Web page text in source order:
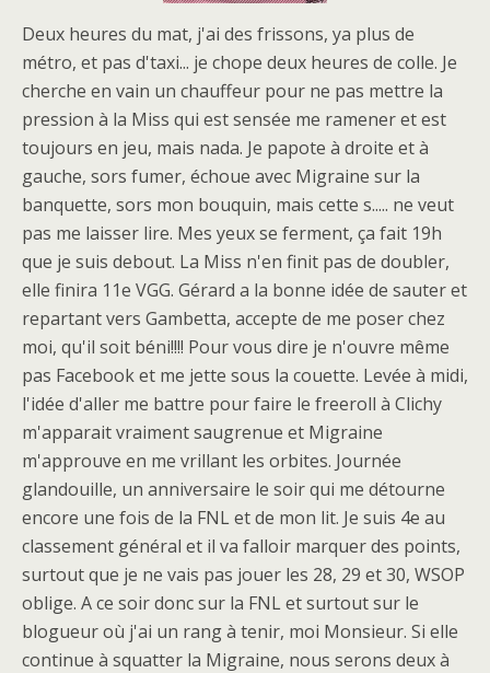
Deux heures du mat, j'ai des frissons, ya plus de
métro, et pas d'taxi... je chope deux heures de colle. Je
cherche en vain un chauffeur pour ne pas mettre la
pression à la Miss qui est sensée me ramener et est
toujours en jeu, mais nada. Je papote à droite et à
gauche, sors fumer, échoue avec Migraine sur la
banquette, sors mon bouquin, mais cette s..... ne veut
pas me laisser lire. Mes yeux se ferment, ça fait 19h
que je suis debout. La Miss n'en finit pas de doubler,
elle finira 11e VGG. Gérard a la bonne idée de sauter et
repartant vers Gambetta, accepte de me poser chez
moi, qu'il soit béni!!!! Pour vous dire je n'ouvre même
pas Facebook et me jette sous la couette. Levée à midi,
l'idée d'aller me battre pour faire le freeroll à Clichy
m'apparait vraiment saugrenue et Migraine
m'approuve en me vrillant les orbites. Journée
glandouille, un anniversaire le soir qui me détourne
encore une fois de la FNL et de mon lit. Je suis 4e au
classement général et il va falloir marquer des points,
surtout que je ne vais pas jouer les 28, 29 et 30, WSOP
oblige. A ce soir donc sur la FNL et surtout sur le
blogueur où j'ai un rang à tenir, moi Monsieur. Si elle
continue à squatter la Migraine, nous serons deux à